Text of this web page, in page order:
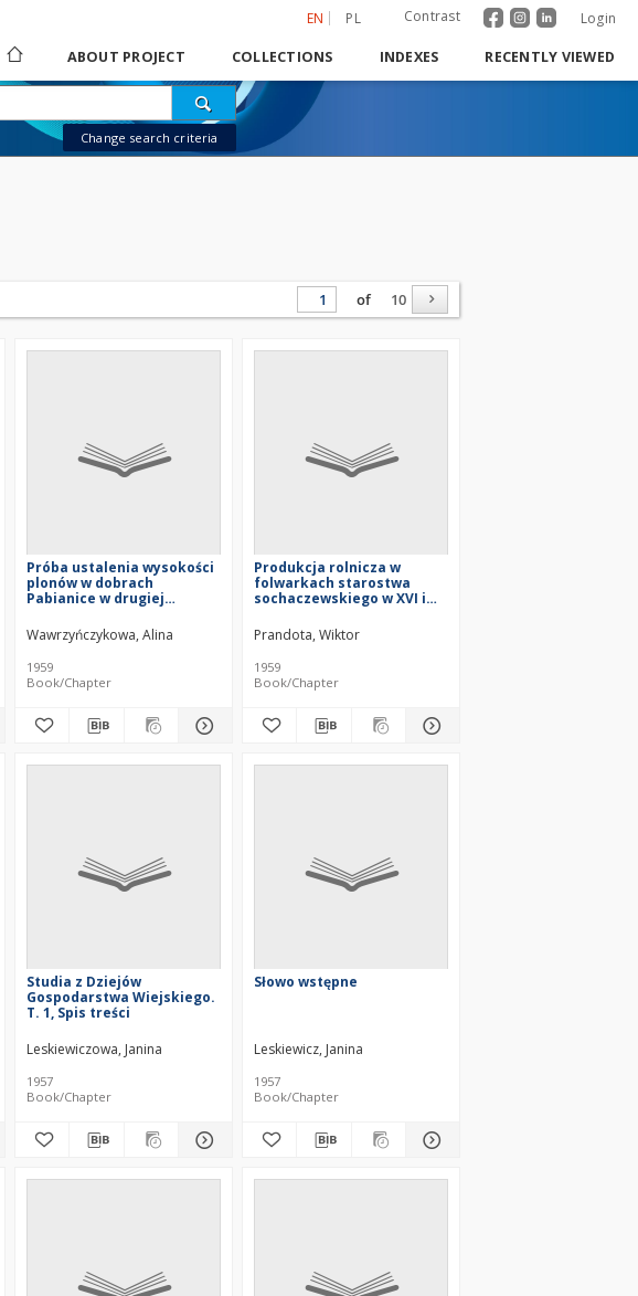
EN PL Contrast Login
ABOUT PROJECT COLLECTIONS INDEXES RECENTLY VIEWED
Change search criteria
of 10
Próba ustalenia wysokości
plonów w dobrach
Pabianice w drugiej
Wawrzyńczykowa, Alina
1959
Book/Chapter
Produkcja rolnicza w
folwarkach starostwa
sochaczewskiego w XVI i
Prandota, Wiktor
1959
Book/Chapter
Studia z Dziejów
Gospodarstwa Wiejskiego.
T. 1, Spis treści
Leskiewiczowa, Janina
1957
Book/Chapter
Słowo wstępne
Leskiewicz, Janina
1957
Book/Chapter